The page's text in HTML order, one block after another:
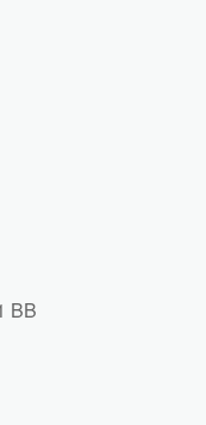
BB